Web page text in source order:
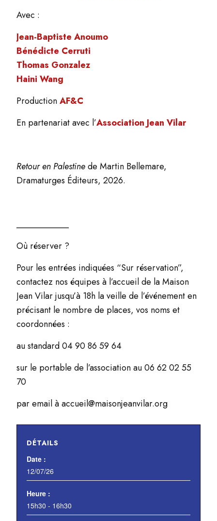
Avec :
Jean-Baptiste Anoumo
Bénédicte Cerruti
Thomas Gonzalez
Haini Wang
ProductionAF&C
En partenariat avec l’Association Jean Vilar
Retour en Palestinede Martin Bellemare,
Dramaturges Éditeurs, 2026.
____________
Où réserver ?
Pour les entrées indiquées “Sur réservation”,
contactez nos équipes à l’accueil de la Maison
Jean Vilar jusqu’à 18h la veille de l’événement en
précisant le nombre de places, vos noms et
coordonnées :
au standard 04 90 86 59 64
sur le portable de l’association au 06 62 02 55
70
par email à accueil@maisonjeanvilar.org
DÉTAILS
Date :
12/07/26
Heure :
15h30 - 16h30